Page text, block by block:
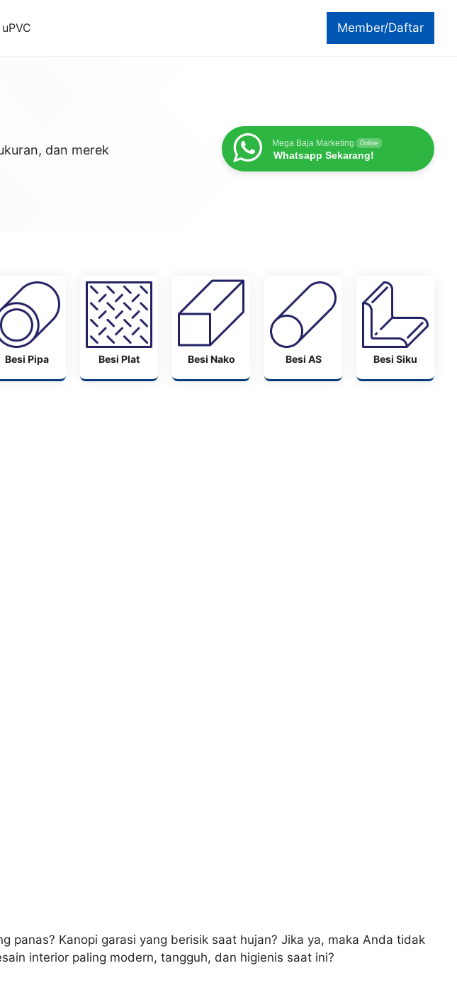
Member/Daftar
dan merek
Mega Baja Marketing Online
Whatsapp Sekarang!
Besi Pipa Besi Plat Besi Nako Besi AS Besi Siku
panas? Kanopi garasi yang berisik saat hujan? Jika ya, maka Anda tidak
interior paling modern, tangguh, dan higienis saat ini?